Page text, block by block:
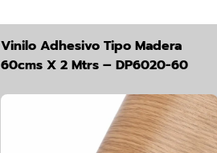
Vinilo Adhesivo Tipo Madera
60cms X 2 Mtrs – DP6020-60